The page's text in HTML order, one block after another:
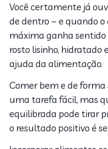
pele invejável:
2. Pele saudável x água
3. Receita de suco para
vitaminada
Você certamente já
de dentro – e quando o
máxima ganha
rosto lisinho, hidratado
ajuda da alimentação.
Comer bem e de
uma tarefa fácil, mas
equilibrada pode tirar
o resultado positivo é